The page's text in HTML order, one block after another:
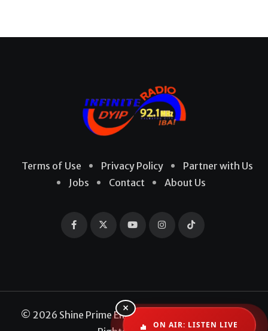
Terms of Use Privacy Policy
Partner with Us
Jobs
Contact About Us
© 2026 Shine Prime Entertainment Production. All
×
ON AIR: LISTEN LIVE